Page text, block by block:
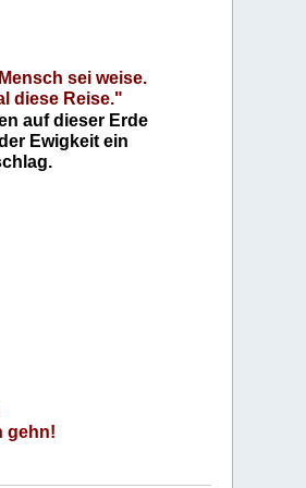
sei weise.
diese Reise."
auf dieser Erde
Ewigkeit ein
gehn!